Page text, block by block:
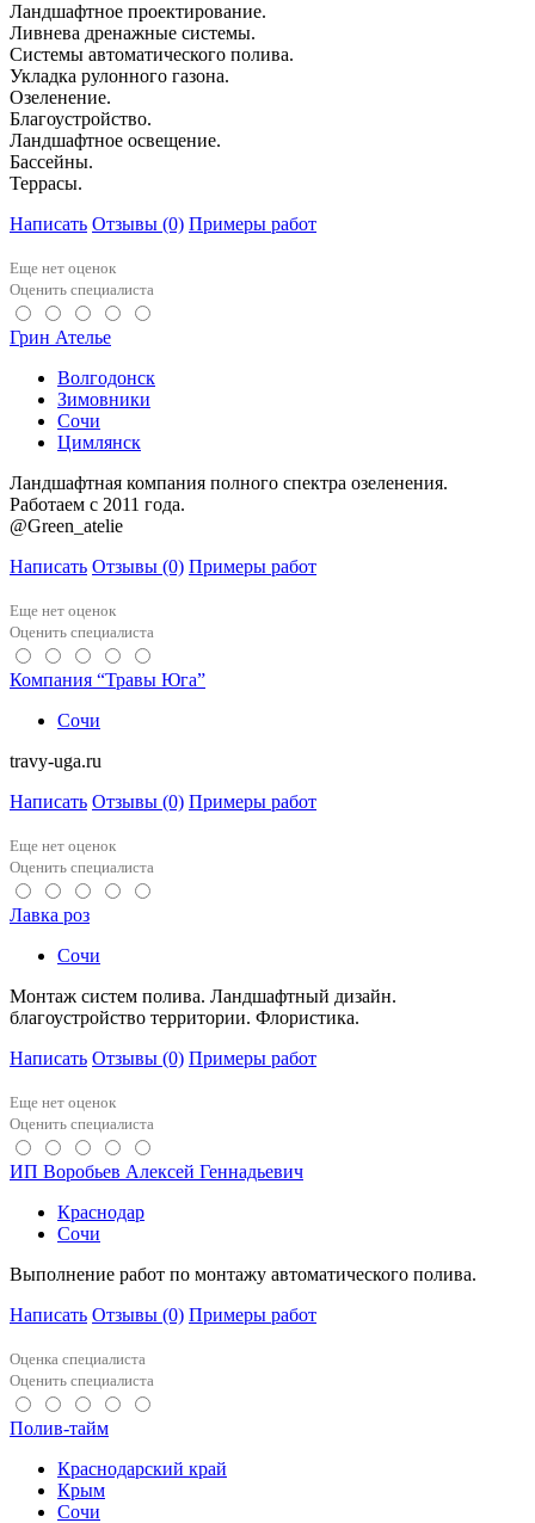
Ландшафтное проектирование.
Ливнева дренажные системы.
Системы автоматического полива.
Укладка рулонного газона.
Озеленение.
Благоустройство.
Ландшафтное освещение.
Бассейны.
Террасы.
Написать Отзывы (0) Примеры работ
Еще нет оценок
Оценить специалиста
Грин Ателье
Волгодонск
Зимовники
Сочи
Цимлянск
Ландшафтная компания полного спектра озеленения.
Работаем с 2011 года.
@Green_atelie
Написать Отзывы (0) Примеры работ
Еще нет оценок
Оценить специалиста
Компания “Травы Юга”
Сочи
travy-uga.ru
Написать Отзывы (0) Примеры работ
Еще нет оценок
Оценить специалиста
Лавка роз
Сочи
Монтаж систем полива. Ландшафтный дизайн.
благоустройство территории. Флористика.
Написать Отзывы (0) Примеры работ
Еще нет оценок
Оценить специалиста
ИП Воробьев Алексей Геннадьевич
Краснодар
Сочи
Выполнение работ по монтажу автоматического полива.
Написать Отзывы (0) Примеры работ
Оценка специалиста
Оценить специалиста
Полив-тайм
Краснодарский край
Крым
Сочи